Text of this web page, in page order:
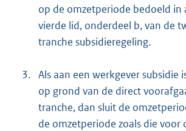
op de omzetperiode bedoeld in
vierde lid, onderdeel b, van de
tranche subsidieregeling.
3. Als aan een werkgever subsidie
op grond van de direct
tranche, dan sluit de
de omzetperiode zoals die voor